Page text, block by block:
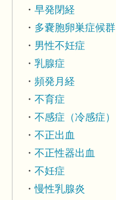
早発閉経
多嚢胞卵巣症候群
男性不妊症
乳腺症
頻発月経
不育症
不感症（冷感症）
不正出血
不正性器出血
不妊症
慢性乳腺炎